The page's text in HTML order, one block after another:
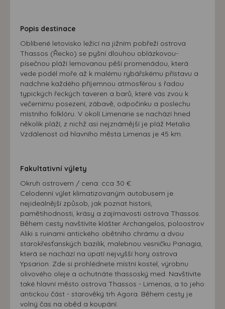
Popis destinace
Oblíbené letovisko ležící na jižním pobřeží ostrova
Thassos (Řecko) se pyšní dlouhou oblázkovou-
písečnou pláží lemovanou pěší promenádou, která
vede podél moře až k malému rybářskému přístavu a
nadchne každého příjemnou atmosférou s řadou
typických řeckých taveren a barů, které vás zvou k
večernímu posezení, zábavě, odpočinku a poslechu
místního folklóru. V okolí Limenarie se nachází hned
několik pláží, z nichž asi nejznámější je pláž Metalia.
Vzdálenost od hlavního města Limenas je 45 km.
Fakultativní výlety
Okruh ostrovem / cena: cca 30 €
Celodenní výlet klimatizovaným autobusem je
nejideálnější způsob, jak poznat historii,
pamětihodnosti, krásy a zajímavosti ostrova Thassos.
Během cesty navštívíte klášter Archangelos, poloostrov
Aliki s ruinami antického obětního chrámu a dvou
starokřesťanských bazilik, malebnou vesničku Panagia,
která se nachází na úpatí nejvyšší hory ostrova
Ypsarion. Zde si prohlédnete místní kostel, výrobnu
olivového oleje a ochutnáte thassoský med. Navštívíte
také hlavní město ostrova Thassos - Limenas, a to jeho
antickou část - starověký trh Agora. Během cesty je
volný čas na oběd a koupání.